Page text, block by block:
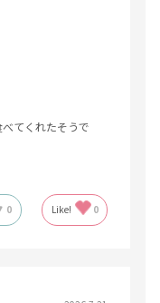
てくれたそうで
0 Like! 0